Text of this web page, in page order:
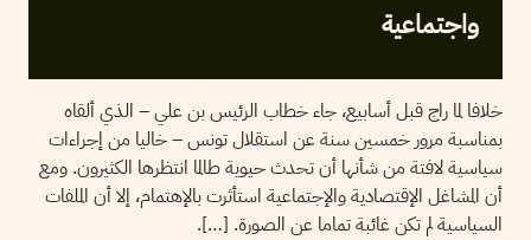
واجتماعية
خلافا لما راج قبل أسابيع، جاء خطاب الرئيس بن علي – الذي ألقاه
بمناسبة مرور خمسين سنة عن استقلال تونس – خاليا من إجراءات
سياسية لافتة من شأنها أن تحدث حيوية طالما انتظرها الكثيرون. ومع
أن المشاغل الإقتصادية والإجتماعية استأثرت بالإهتمام، إلا أن الملفات
السياسية لم تكن غائبة تماما عن الصورة. […].